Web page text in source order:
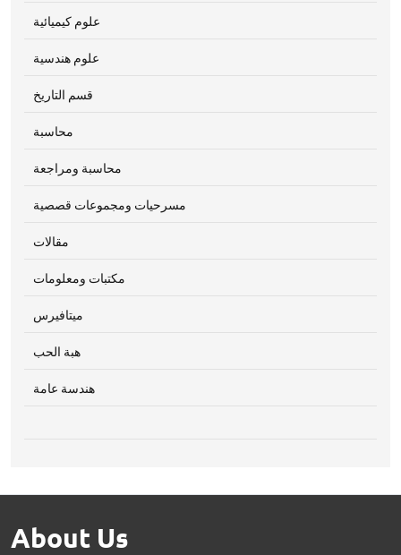
علوم كيميائية
علوم هندسية
قسم التاريخ
محاسبة
محاسبة ومراجعة
مسرحيات ومجموعات قصصية
مقالات
مكتبات ومعلومات
ميتافيرس
هبة الحب
هندسة عامة
About Us